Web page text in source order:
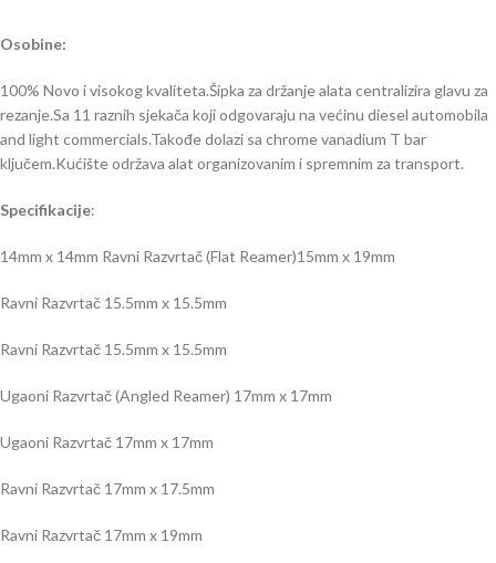
Osobine:
100% Novo i visokog kvaliteta.Šipka za držanje alata centralizira glavu za
rezanje.Sa 11 raznih sjekača koji odgovaraju na većinu diesel automobila
and light commercials.Takođe dolazi sa chrome vanadium T bar
ključem.Kućište održava alat organizovanim i spremnim za transport.
Specifikacije:
14mm x 14mm Ravni Razvrtač (Flat Reamer)15mm x 19mm
Ravni Razvrtač 15.5mm x 15.5mm
Ravni Razvrtač 15.5mm x 15.5mm
Ugaoni Razvrtač (Angled Reamer) 17mm x 17mm
Ugaoni Razvrtač 17mm x 17mm
Ravni Razvrtač 17mm x 17.5mm
Ravni Razvrtač 17mm x 19mm